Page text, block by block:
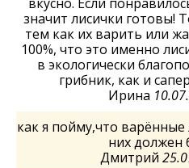
значит лисички готовы!
тем как их варить или
100%, что это именно
в экологически
грибник, как и
Ирина
как я пойму,что варённые
них должен
Дмитрий